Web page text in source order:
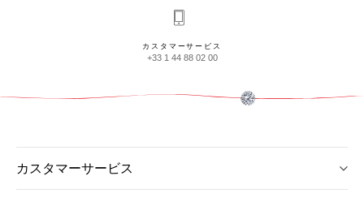
カスタマーサービス
+33 1 44 88 02 00
カスタマーサービス